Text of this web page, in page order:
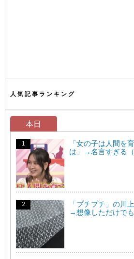
人気記事ランキング
本日
「女の子は人間を
は」→名言すぎる（
「プチプチ」の川
→想像しただけでも